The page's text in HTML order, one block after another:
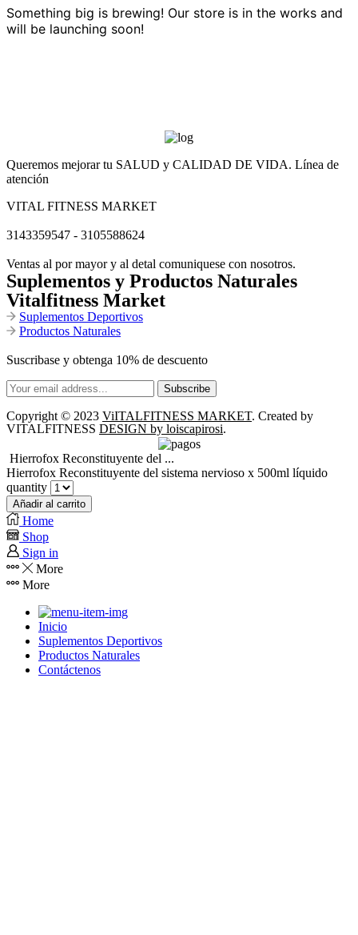
Something big is brewing! Our store is in the works and
will be launching soon!
Queremos mejorar tu SALUD y CALIDAD DE VIDA. Línea de
atención
VITAL FITNESS MARKET
3143359547 - 3105588624
Ventas al por mayor y al detal comuniquese con nosotros.
Suplementos y Productos Naturales
Vitalfitness Market
Suplementos Deportivos
Productos Naturales
Suscribase y obtenga 10% de descuento
Copyright © 2023 ViITALFITNESS MARKET. Created by
VITALFITNESS DESIGN by loiscapirosi.
Hierrofox Reconstituyente del ...
Hierrofox Reconstituyente del sistema nervioso x 500ml líquido
quantity
Añadir al carrito
Home
Shop
Sign in
More
More
Inicio
Suplementos Deportivos
Productos Naturales
Contáctenos